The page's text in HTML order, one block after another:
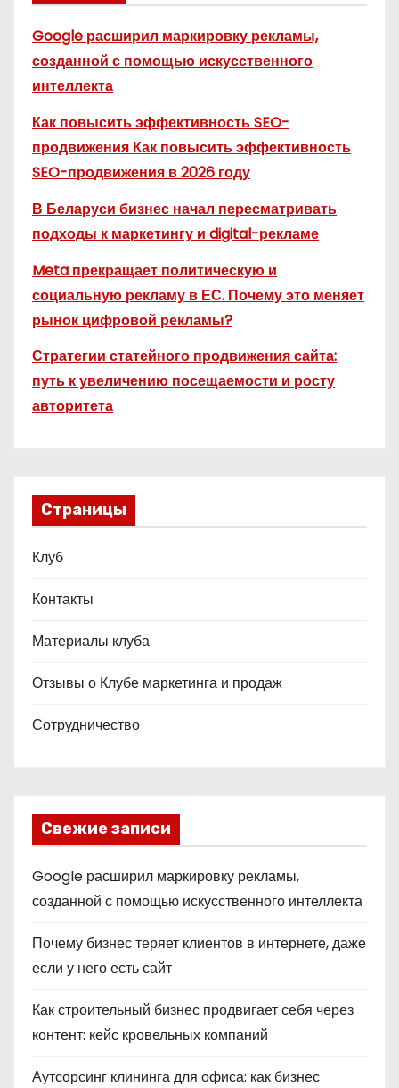
Google расширил маркировку рекламы,
созданной с помощью искусственного
интеллекта
Как повысить эффективность SEO-
продвижения Как повысить эффективность
SEO-продвижения в 2026 году
В Беларуси бизнес начал пересматривать
подходы к маркетингу и digital-рекламе
Meta прекращает политическую и
социальную рекламу в ЕС. Почему это меняет
рынок цифровой рекламы?
Стратегии статейного продвижения сайта:
путь к увеличению посещаемости и росту
авторитета
Страницы
Клуб
Контакты
Материалы клуба
Отзывы о Клубе маркетинга и продаж
Сотрудничество
Свежие записи
Google расширил маркировку рекламы,
созданной с помощью искусственного интеллекта
Почему бизнес теряет клиентов в интернете, даже
если у него есть сайт
Как строительный бизнес продвигает себя через
контент: кейс кровельных компаний
Аутсорсинг клининга для офиса: как бизнес